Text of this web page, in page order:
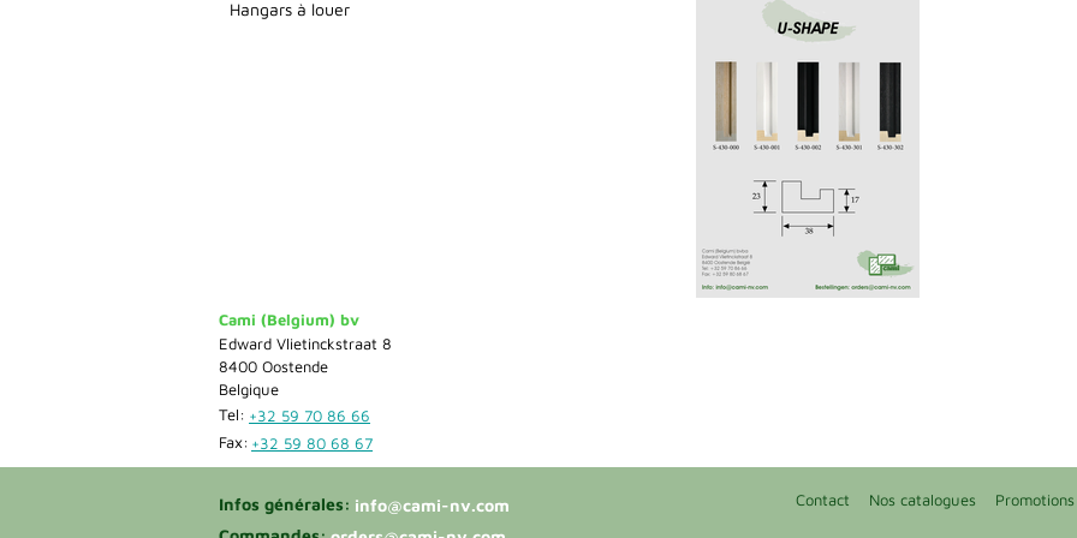
Hangars à louer
Cami (Belgium) bv
Edward Vlietinckstraat 8
8400 Oostende
Belgique
Tel: +32 59 70 86 66
Fax: +32 59 80 68 67
Infos générales: info@cami-nv.com
Contact Nos catalogues Promotions